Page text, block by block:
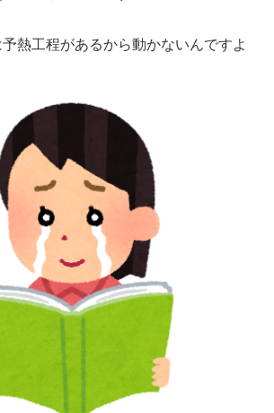
熱工程があるから動かないんですよ